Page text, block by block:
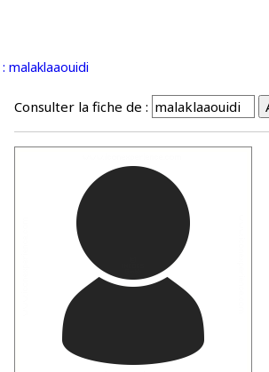
malaklaaouidi
Consulter la fiche de :